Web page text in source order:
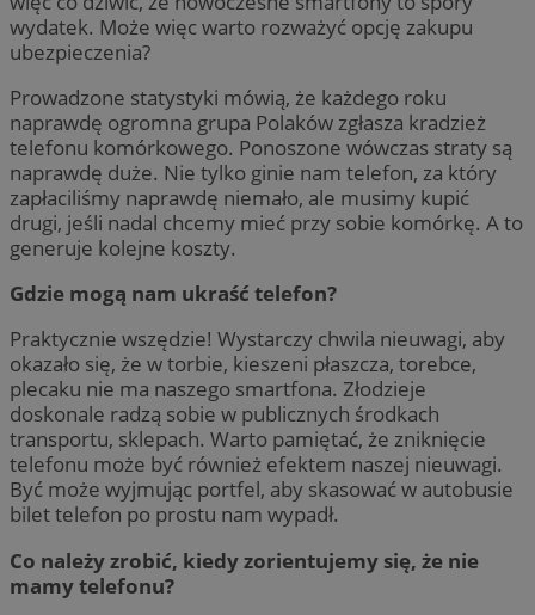
wydatek. Może więc warto rozważyć opcję zakupu
ubezpieczenia?
Prowadzone statystyki mówią, że każdego roku
naprawdę ogromna grupa Polaków zgłasza kradzież
telefonu komórkowego. Ponoszone wówczas straty są
naprawdę duże. Nie tylko ginie nam telefon, za który
zapłaciliśmy naprawdę niemało, ale musimy kupić
drugi, jeśli nadal chcemy mieć przy sobie komórkę. A to
generuje kolejne koszty.
Gdzie mogą nam ukraść telefon?
Praktycznie wszędzie! Wystarczy chwila nieuwagi, aby
okazało się, że w torbie, kieszeni płaszcza, torebce,
plecaku nie ma naszego smartfona. Złodzieje
doskonale radzą sobie w publicznych środkach
transportu, sklepach. Warto pamiętać, że zniknięcie
telefonu może być również efektem naszej nieuwagi.
Być może wyjmując portfel, aby skasować w autobusie
bilet telefon po prostu nam wypadł.
Co należy zrobić, kiedy zorientujemy się, że nie
mamy telefonu?